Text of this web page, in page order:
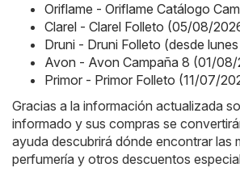
Oriflame - Oriflame Catálogo
Clarel - Clarel Folleto (05/08/
Druni - Druni Folleto (desde
Avon - Avon Campaña 8 (01/
Primor - Primor Folleto (11/07/
Gracias a la información actualizada
informado y sus compras se
ayuda descubrirá dónde encontrar las
perfumería y otros descuentos